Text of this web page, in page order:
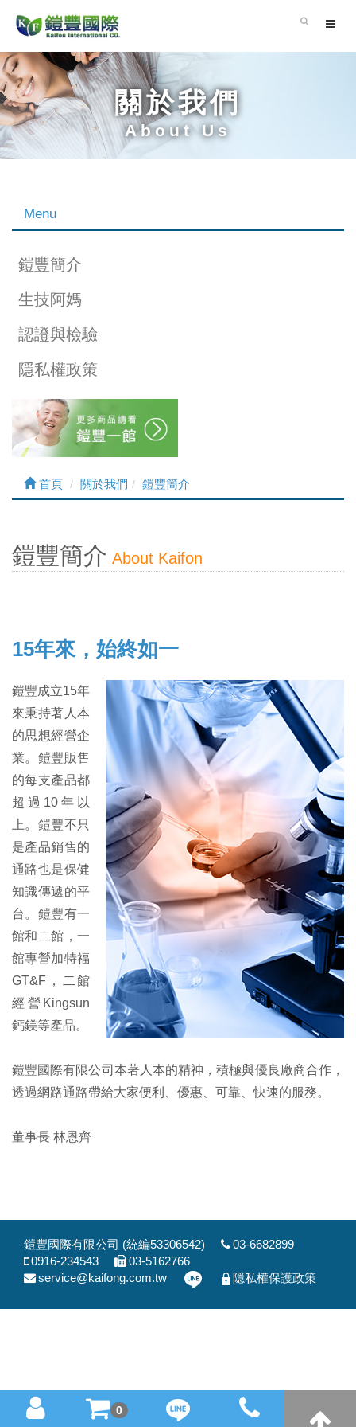
關於我們
About Us
Menu
鎧豐簡介
生技阿媽
認證與檢驗
隱私權政策
首頁 關於我們 鎧豐簡介
鎧豐簡介 About Kaifon
15年來，始終如一
鎧豐成立15年
來秉持著人本
的思想經營企
業。鎧豐販售
的每支產品都
超過10年以
上。鎧豐不只
是產品銷售的
通路也是保健
知識傳遞的平
台。鎧豐有一
館和二館，一
館專營加特福
GT&F，二館
經營Kingsun
鈣鎂等產品。
鎧豐國際有限公司本著人本的精神，積極與優良廠商合作，
透過網路通路帶給大家便利、優惠、可靠、快速的服務。
董事長 林恩齊
鎧豐國際有限公司 (統編53306542)
03-6682899
0916-234543
03-5162766
service@kaifong.com.tw
隱私權保護政策
0